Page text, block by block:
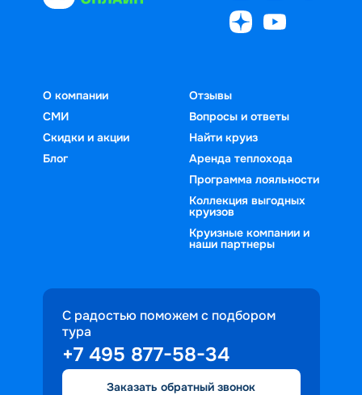
О компании
СМИ
Скидки и акции
Блог
Отзывы
Вопросы и ответы
Найти круиз
Аренда теплохода
Программа лояльности
Коллекция выгодных
круизов
Круизные компании и
наши партнеры
С радостью поможем с подбором
тура
+7 495 877-58-34
Заказать обратный звонок